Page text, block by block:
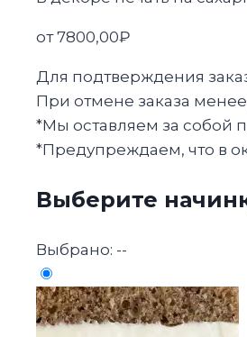
от7800,00₽
Для подтверждения
При отмене заказа
*Мы оставляем за собой
*Предупреждаем, что в
Выберите
Выбрано: --